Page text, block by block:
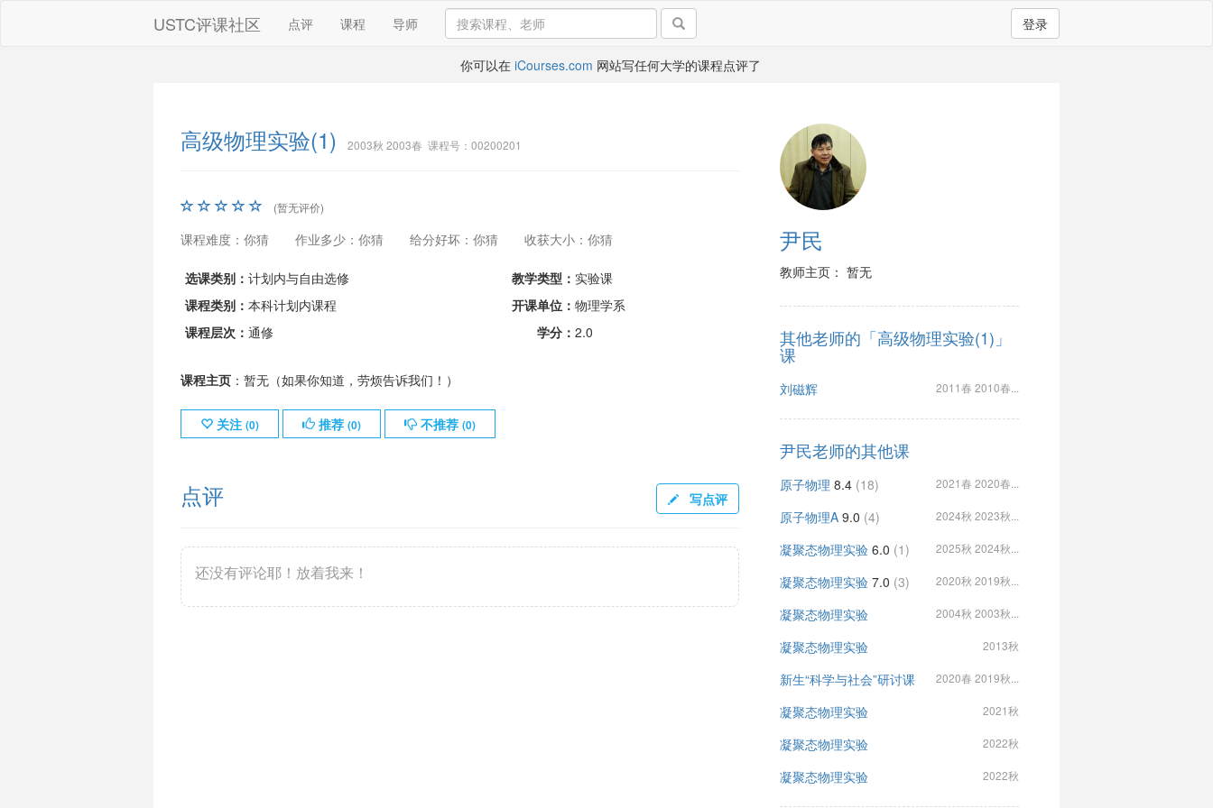
USTC评课社区 点评 课程 导师 登录
你可以在 iCourses.com 网站写任何大学的课程点评了
高级物理实验(1) 2003秋 2003春 课程号：00200201
(暂无评价)
课程难度：你猜 作业多少：你猜 给分好坏：你猜 收获大小：你猜
选课类别： 计划内与自由选修 教学类型： 实验课
课程类别： 本科计划内课程 开课单位： 物理学系
课程层次： 通修 学分： 2.0
课程主页：暂无（如果你知道，劳烦告诉我们！）
关注 (0) 推荐 (0) 不推荐 (0)
点评 写点评
还没有评论耶！放着我来！
尹民
教师主页： 暂无
其他老师的「高级物理实验(1)」
课
刘磁辉 2011春 2010春...
尹民老师的其他课
原子物理 8.4 (18) 2021春 2020春...
原子物理A 9.0 (4) 2024秋 2023秋...
凝聚态物理实验 6.0 (1) 2025秋 2024秋...
凝聚态物理实验 7.0 (3) 2020秋 2019秋...
凝聚态物理实验 2004秋 2003秋...
凝聚态物理实验 2013秋
新生“科学与社会”研讨课 2020春 2019秋...
凝聚态物理实验 2021秋
凝聚态物理实验 2022秋
凝聚态物理实验 2022秋